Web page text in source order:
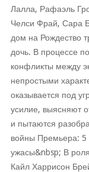
Лалла, Рафаэль
Челси Фрай, Сара
дом на Рождество
дочь. В процессе
конфликты между
непростыми
оказывается под
усилие, выясняют
и пытаются
войны Премьера: 5
ужасы&nbsp; В
Кайл Харрисон